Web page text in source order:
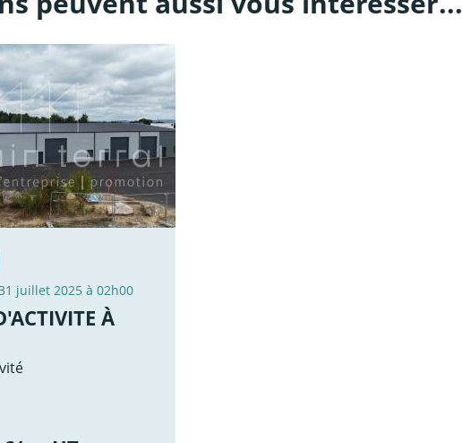
juillet 2025 à 02h00
À